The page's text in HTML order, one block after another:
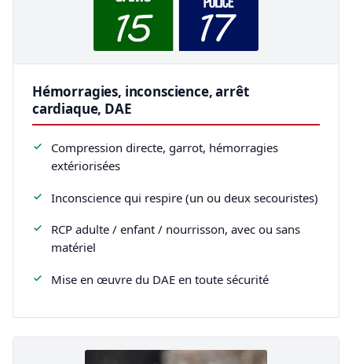
Hémorragies, inconscience, arrêt
cardiaque, DAE
Compression directe, garrot, hémorragies
extériorisées
Inconscience qui respire (un ou deux secouristes)
RCP adulte / enfant / nourrisson, avec ou sans
matériel
Mise en œuvre du DAE en toute sécurité